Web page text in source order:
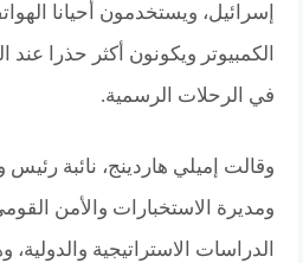
إسرائيل، ويستخدمون أحيانا
الكمبيوتر ويكونون أكثر حذرا
في الرحلات الرسمية.
وقالت إميلي هاردينج، نائبة رئيس
ومديرة الاستخبارات والأمن
الدراسات الاستراتيجية